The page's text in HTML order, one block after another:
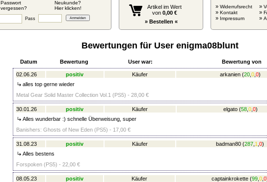
Passwort
vergessen?
Neukunde?
Hier klicken!
Pass
Artikel im Wert
von 0,00 €
» Bestellen «
» Widerrufsrecht
» Kontakt
» Impressum
»
»
»
Bewertungen für User enigma08blunt
Datum Bewertung User war: Bewertung von
02.06.26 positiv Käufer arkanien (20, 0, 0)
alles top gerne wieder
Metal Gear Solid Master Collection Vol.1 (PS5) - 28,00 €
30.01.26 positiv Käufer elgato (58, 0, 0)
Alles wunderbar :) schnelle Überweisung, super
Banishers: Ghosts of New Eden (PS5) - 17,00 €
31.08.23 positiv Käufer badman80 (287 1 0)
Alles bestens
Forspoken (PS5) - 22,00 €
08.05.23 positiv Käufer captainkrokette (99, 0, 0